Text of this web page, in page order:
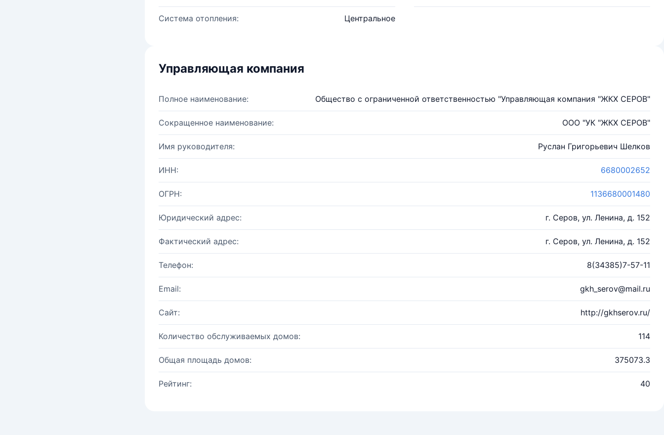
Система отопления: Центральное
Управляющая компания
Полное наименование: Общество с ограниченной ответственностью "Управляющая компания "ЖКХ СЕРОВ"
Сокращенное наименование: ООО "УК "ЖКХ СЕРОВ"
Имя руководителя: Руслан Григорьевич Шелков
ИНН: 6680002652
ОГРН: 1136680001480
Юридический адрес: г. Серов, ул. Ленина, д. 152
Фактический адрес: г. Серов, ул. Ленина, д. 152
Телефон: 8(34385)7-57-11
Email: gkh_serov@mail.ru
Сайт: http://gkhserov.ru/
Количество обслуживаемых домов: 114
Общая площадь домов: 375073.3
Рейтинг: 40